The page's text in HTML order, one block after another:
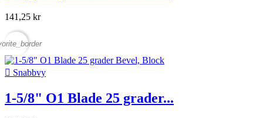
141,25 kr
 Snabbvy
1-5/8" O1 Blade 25 grader...